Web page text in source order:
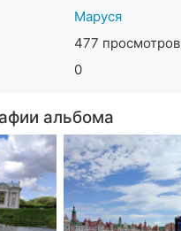
Маруся
477 просмотров
0
альбома